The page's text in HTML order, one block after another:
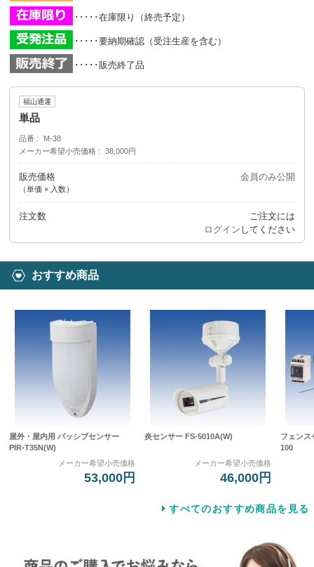
･････在庫限り（終売予定）
･････要納期確認（受注生産を含む）
･････販売終了品
福山通運
単品
品番
M-38
メーカー希望小売価格
38,000円
販売価格
（単価 × 入数）
会員のみ公開
注文数
ご注文には
ログイン してください
おすすめ商品
屋外・屋内用 パッシブセンサー
PIR-T35N(W)
メーカー希望小売価格
53,000円
炎センサー FS-5010A(W)
メーカー希望小売価格
46,000円
フェンス
100
すべてのおすすめ商品を見る